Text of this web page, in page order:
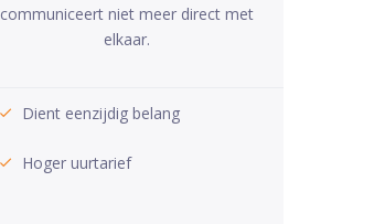
communiceert niet meer direct met
elkaar.
Dient eenzijdig belang
Hoger uurtarief